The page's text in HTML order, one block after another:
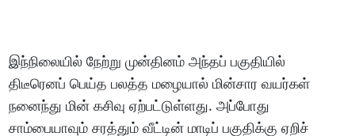
இந்நிலையில் நேற்று முன்தினம் அந்தப் பகுதியில்
திடீரெனப் பெய்த பலத்த மழையால் மின்சார வயர்கள்
நனைந்து மின் கசிவு ஏற்பட்டுள்ளது. அப்போது
சாம்பையாவும் சரத்தும் வீட்டின் மாடிப் பகுதிக்கு ஏறிச்